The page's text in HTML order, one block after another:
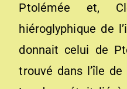
Ptolémée et,
hiéroglyphique de
donnait celui de
trouvé dans l’île